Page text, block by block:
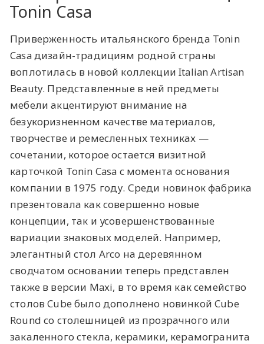
Tonin Casa
Приверженность итальянского бренда Tonin
Casa дизайн-традициям родной страны
воплотилась в новой коллекции Italian Artisan
Beauty. Представленные в ней предметы
мебели акцентируют внимание на
безукоризненном качестве материалов,
творчестве и ремесленных техниках —
сочетании, которое остается визитной
карточкой Tonin Casa с момента основания
компании в 1975 году. Среди новинок фабрика
презентовала как совершенно новые
концепции, так и усовершенствованные
вариации знаковых моделей. Например,
элегантный стол Arco на деревянном
сводчатом основании теперь представлен
также в версии Maxi, в то время как семейство
столов Cube было дополнено новинкой Cube
Round со столешницей из прозрачного или
закаленного стекла, керамики, керамогранита